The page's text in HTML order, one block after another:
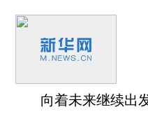
向着未来继续出